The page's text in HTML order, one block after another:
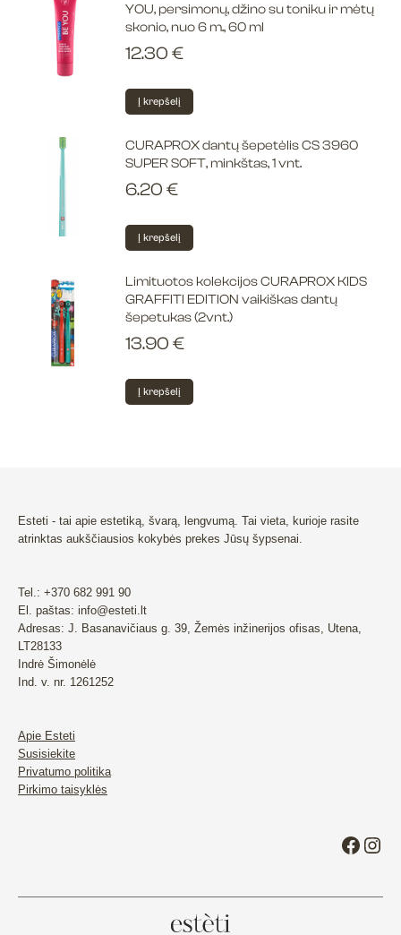
YOU, persimonų, džino su toniku ir mėtų
skonio, nuo 6 m., 60 ml
12.30 €
Į krepšelį
CURAPROX dantų šepetėlis CS 3960
SUPER SOFT, minkštas, 1 vnt.
6.20 €
Į krepšelį
Limituotos kolekcijos CURAPROX KIDS
GRAFFITI EDITION vaikiškas dantų
šepetukas (2vnt.)
13.90 €
Į krepšelį
Esteti - tai apie estetiką, švarą, lengvumą. Tai vieta, kurioje rasite
atrinktas aukščiausios kokybės prekes Jūsų šypsenai.
Tel.: +370 682 991 90
El. paštas: info@esteti.lt
Adresas: J. Basanavičiaus g. 39, Žemės inžinerijos ofisas, Utena,
LT28133
Indrė Šimonėlė
Ind. v. nr. 1261252
Apie Esteti
Susisiekite
Privatumo politika
Pirkimo taisyklės